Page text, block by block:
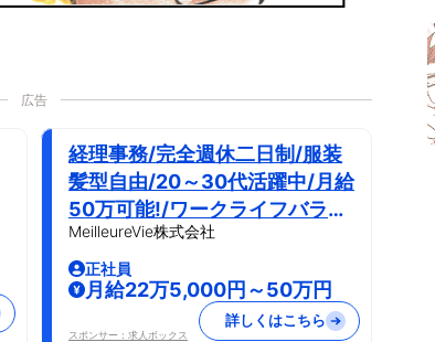
広告
経理事務/完全週休二日制/服装
髪型自由/20～30代活躍中/月給
50万可能!/ワークライフバラン
ス充実
MeilleureVie株式会社
正社員
月給22万5,000円～50万円
スポンサー：求人ボックス
詳しくはこちら